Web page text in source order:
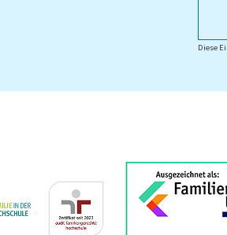
Diese